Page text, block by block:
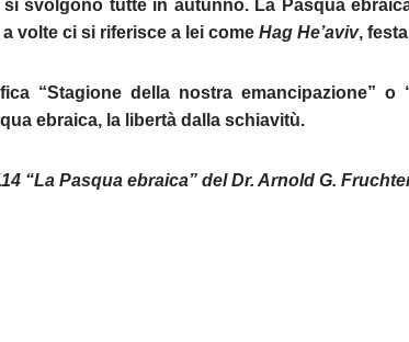
svolgono tutte in autunno. La Pasqua
volte ci si riferisce a lei come Hag He’aviv,
“Stagione della nostra emancipazione” o
ebraica, la libertà dalla schiavitù.
“La Pasqua ebraica” del Dr. Arnold G.